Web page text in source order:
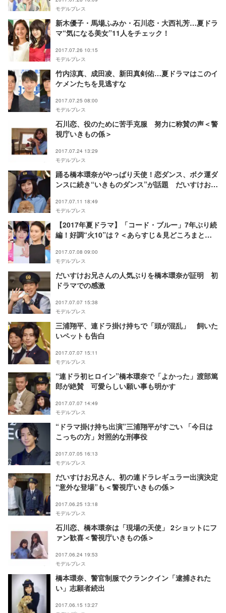
モデルプレス
新木優子・馬場ふみか・石川恋・大西礼芳…夏ドラ
マ“気になる美女”11人をチェック！
2017.07.26 10:15
モデルプレス
竹内涼真、成田凌、新田真剣佑…夏ドラマはこのイ
ケメンたちを見逃すな
2017.07.25 08:00
モデルプレス
石川恋、役のために苦手克服 努力に称賛の声＜警
視庁いきもの係＞
2017.07.24 13:29
モデルプレス
踊る橋本環奈がやっぱり天使！恋ダンス、ボク運ダ
ンスに続き“いきものダンス”が話題 だいすけお兄
2017.07.11 18:49
モデルプレス
【2017年夏ドラマ】「コード・ブルー」7年ぶり続
編！好調“火10”は？＜あらすじ＆見どころまとめ
2017.07.08 09:00
モデルプレス
だいすけお兄さんの人気ぶりを橋本環奈が証明 初
ドラマでの感激
2017.07.07 15:38
モデルプレス
三浦翔平、連ドラ掛け持ちで「頭が混乱」 飼いた
いペットも告白
2017.07.07 15:11
モデルプレス
“連ドラ初ヒロイン”橋本環奈で「よかった」渡部篤
郎が絶賛 可愛らしい願い事も明かす
2017.07.07 14:49
モデルプレス
“ドラマ掛け持ち出演”三浦翔平がすごい 「今日は
こっちの方」対照的な刑事役
2017.07.05 16:13
モデルプレス
だいすけお兄さん、初の連ドラレギュラー出演決定
“意外な登場”も＜警視庁いきもの係＞
2017.06.25 13:18
モデルプレス
石川恋、橋本環奈は「現場の天使」 2ショットにフ
ァン歓喜＜警視庁いきもの係＞
2017.06.24 19:53
モデルプレス
橋本環奈、警官制服でクランクイン「逮捕された
い」志願者続出
2017.06.15 13:27